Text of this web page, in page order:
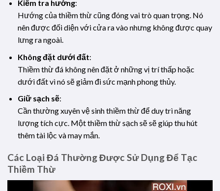
Kiểm tra hướng:
Hướng của thiềm thừ cũng đóng vai trò quan trọng. Nó
nên được đối diện với cửa ra vào nhưng không được quay
lưng ra ngoài.
Không đặt dưới đất:
Thiềm thừ đá không nên đặt ở những vị trí thấp hoặc
dưới đất vì nó sẽ giảm đi sức mạnh phong thủy.
Giữ sạch sẽ:
Cần thường xuyên vệ sinh thiềm thừ để duy trì năng
lượng tích cực. Một thiềm thừ sạch sẽ sẽ giúp thu hút
thêm tài lộc và may mắn.
Các Loại Đá Thường Được Sử Dụng Để Tạc
Thiềm Thừ